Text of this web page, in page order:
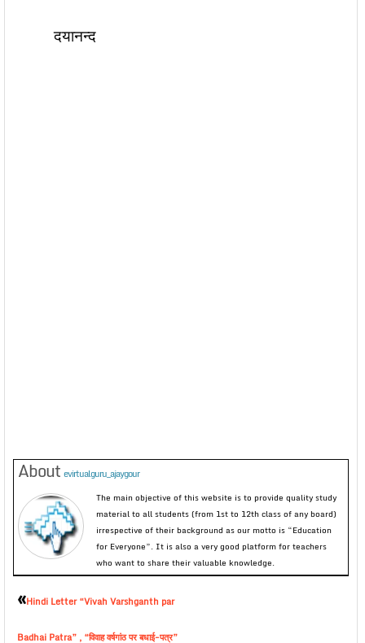
दयानन्द
About evirtualguru_ajaygour
The main objective of this website is to provide quality study
material to all students (from 1st to 12th class of any board)
irrespective of their background as our motto is “Education
for Everyone”. It is also a very good platform for teachers
who want to share their valuable knowledge.
«Hindi Letter “Vivah Varshganth par
Badhai Patra” , “विवाह वर्षगांठ पर बधाई-पत्र”